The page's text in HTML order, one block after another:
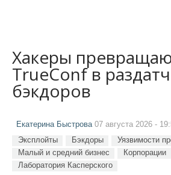
Хакеры
TrueConf в
бэкдоров
Екатерина Быстрова07 августа 2026 -
Эксплойты Бэкдоры
Уязвимости
Малый и средний бизнес
Корпорации
Лаборатория Касперского